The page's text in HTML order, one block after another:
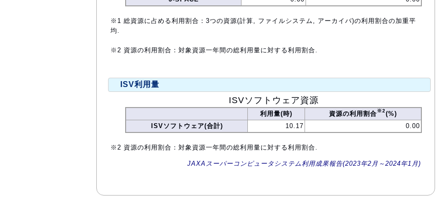
※1 総資源に占める利用割合：3つの資源(計算, ファイルシステム, アーカイバ)の利用割合の加重平
均.
※2 資源の利用割合：対象資源一年間の総利用量に対する利用割合.
ISV利用量
ISVソフトウェア資源
利用量(時) 資源の利用割合※2(%)
ISVソフトウェア(合計)
10.17 0.00
※2 資源の利用割合：対象資源一年間の総利用量に対する利用割合.
JAXAスーパーコンピュータシステム利用成果報告(2023年2月～2024年1月)